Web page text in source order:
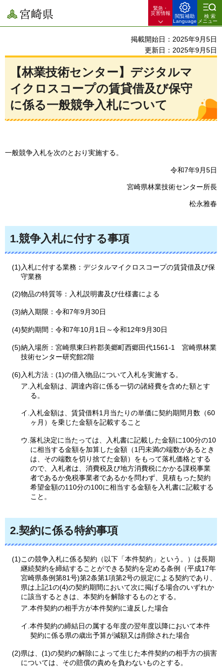
宮崎県
緊急・
災害情報
閲覧補助
Language
検索
メニュー
掲載開始日：2025年9月5日
更新日：2025年9月5日
【林業技術センター】デジタルマ
イクロスコープの賃貸借及び保守
に係る一般競争入札について
一般競争入札を次のとおり実施する。
令和7年9月5日
宮崎県林業技術センター所長
松永雅春
1.競争入札に付する事項
(1)入札に付する業務：デジタルマイクロスコープの賃貸借及び保
守業務
(2)物品の特質等：入札説明書及び仕様書による
(3)納入期限：令和7年9月30日
(4)契約期間：令和7年10月1日～令和12年9月30日
(5)納入場所：宮崎県東臼杵郡美郷町西郷田代1561-1
宮崎県林業
技術センター研究館2階
(6)入札方法：(1)の借入物品について入札を実施する。
ア.入札金額は、調達内容に係る一切の諸経費を含めた額とす
る。
イ.入札金額は、賃貸借料1月当たりの単価に契約期間月数（60
ヶ月）を乗じた金額を記載すること
ウ.落札決定に当たっては、入札書に記載した金額に100分の10
に相当する金額を加算した金額（1円未満の端数があるとき
は、その端数を切り捨てた金額）をもって落札価格とする
ので、入札者は、消費税及び地方消費税にかかる課税事業
者であるか免税事業者であるかを問わず、見積もった契約
希望金額の110分の100に相当する金額を入札書に記載する
こと。
2.契約に係る特約事項
(1)この競争入札に係る契約（以下「本件契約」という。）は長期
継続契約を締結することができる契約を定める条例（平成17年
宮崎県条例第81号)第2条第1項第2号の規定による契約であり、
県は上記1の(4)の契約期間において次に掲げる場合のいずれか
に該当するときは、本契約を解除するものとする。
ア.本件契約の相手方が本件契約に違反した場合
イ.本件契約の締結日の属する年度の翌年度以降において本件
契約に係る県の歳出予算が減額又は削除された場合
(2)県は、(1)の契約の解除によって生じた本件契約の相手方の損害
については、その賠償の責めを負わないものとする。